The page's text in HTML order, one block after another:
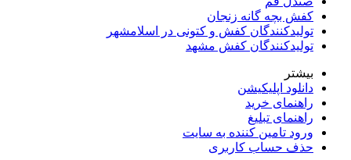
کفش بچه گانه زنجان
تولیدکنندگان کفش و کتونی در اسلامشهر
تولیدکنندگان کفش مشهد
بیشتر
دانلود اپلیکیشن
راهنمای خرید
راهنمای تبلیغ
ورود تامین کننده به سایت
حذف حساب کاربری